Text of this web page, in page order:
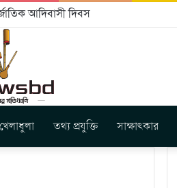
খেলাধুলা তথ্য প্রযুক্তি সাক্ষাৎকার